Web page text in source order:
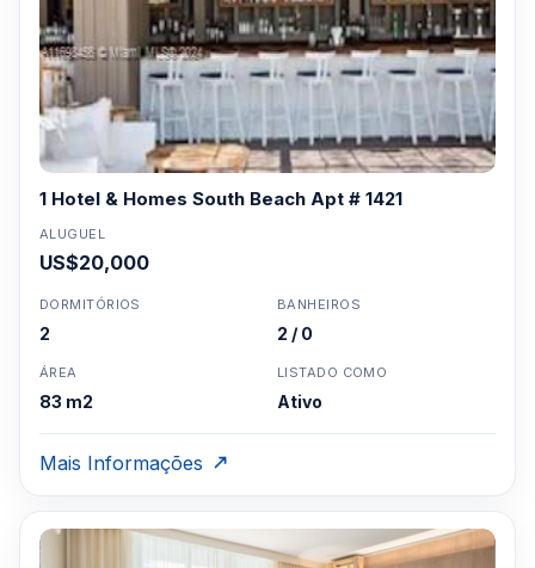
1 Hotel & Homes South Beach Apt # 1421
ALUGUEL
US$20,000
DORMITÓRIOS
2
BANHEIROS
2 / 0
ÁREA
83 m2
LISTADO COMO
Ativo
Mais Informações